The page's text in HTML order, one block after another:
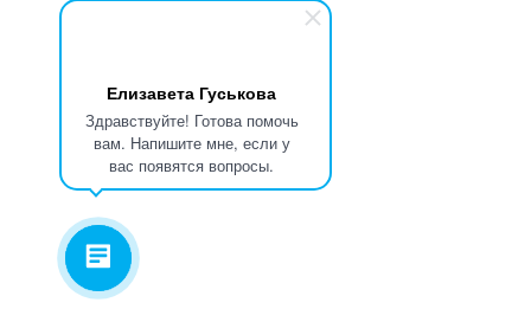
Елизавета Гуськова
Здравствуйте! Готова помочь
вам. Напишите мне, если у
вас появятся вопросы.